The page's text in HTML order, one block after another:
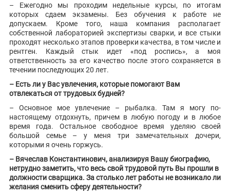
– Ежегодно мы проходим недельные курсы, по итогам
которых сдаем экзамены. Без обучения к работе не
допускаем. Кроме того, наша компания располагает
собственной лабораторией экспертизы сварки, и все стыки
проходят несколько этапов проверки качества, в том числе и
рентген. Каждый стык идет «под роспись», а моя
ответственность за его качество после этого сохраняется в
течении последующих 20 лет.
– Есть ли у Вас увлечения, которые помогают Вам
отвлекаться от трудовых будней?
– Основное мое увлечение – рыбалка. Там я могу по-
настоящему отдохнуть, причем в любую погоду и в любое
время года. Остальное свободное время уделяю своей
большой семье – у меня три замечательных дочери,
которыми я очень горжусь.
– Вячеслав Константинович, анализируя Вашу биографию,
нетрудно заметить, что весь свой трудовой путь Вы прошли в
должности сварщика. За столько лет работы не возникало ли
желания сменить сферу деятельности?